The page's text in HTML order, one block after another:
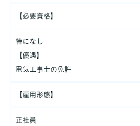
【必要資格】
特になし
【優遇】
電気工事士の免許
【雇用形態】
正社員